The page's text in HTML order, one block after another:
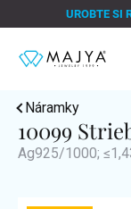
na
UROBTE SI
Náramky
10099
Ag925/1000;